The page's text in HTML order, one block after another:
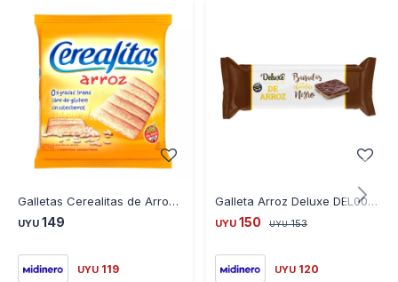
Galletas Cerealitas de Arroz 160G
UYU 149
UYU 119
Galleta Arroz Deluxe DEL003 sin Gluten 115GR - CHOCOLATE
UYU 150 UYU 153
UYU 120